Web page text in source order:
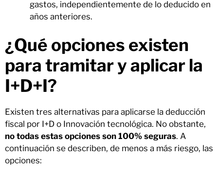
gastos, independientemente de lo deducido en
años anteriores.
¿Qué opciones existen
para tramitar y aplicar la
I+D+I?
Existen tres alternativas para aplicarse la deducción
fiscal por I+D o Innovación tecnológica. No obstante,
no todas estas opciones son 100% seguras. A
continuación se describen, de menos a más riesgo, las
opciones: